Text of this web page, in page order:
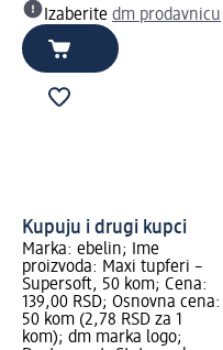
Izaberite dm prodavnicu
Kupuju i drugi kupci
Marka: ebelin; Ime
proizvoda: Maxi tupferi –
Supersoft, 50 kom; Cena:
139,00 RSD; Osnovna cena:
50 kom (2,78 RSD za 1
kom); dm marka logo;